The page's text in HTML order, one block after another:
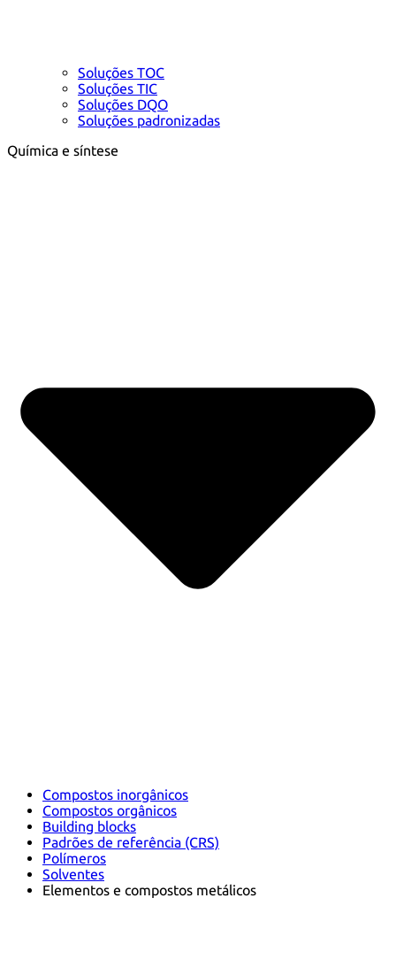
Soluções TOC
Soluções TIC
Soluções DQO
Soluções padronizadas
Química e síntese
Compostos inorgânicos
Compostos orgânicos
Building blocks
Padrões de referência (CRS)
Polímeros
Solventes
Elementos e compostos metálicos